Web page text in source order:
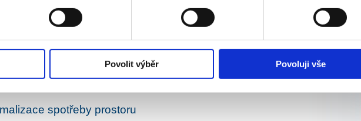
Povolit výběr Povoluji vše
kteří uživatelům umožňují snadno transparentně zobrazit nebo obnovit
položky prostřednictvím aplikace Microsoft Outlook nebo rozšířených funkcí
zpracování novějších informací, zatímco software Enterprise Vault plní
rozsáhlého dlouhodobého úložiště pro starší informace. Tím se výrazně
spotřeby prostoru